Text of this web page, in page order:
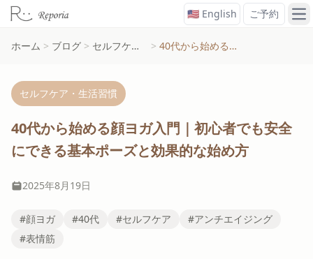
🇺🇸 English ご予約 メ
ホーム > ブログ > セルフケア・生活習慣 > 40代から始める顔ヨガ入門｜初心者でも安全にできる基本ポーズと効果的な始め方
セルフケア・生活習慣
40代から始める顔ヨガ入門｜初心者でも安全
にできる基本ポーズと効果的な始め方
2025年8月19日
#顔ヨガ #40代 #セルフケア
#アンチエイジング
#表情筋